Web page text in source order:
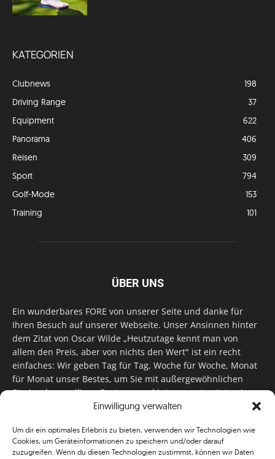
Einwilligung verwalten
Um dir ein optimales Erlebnis zu bieten, verwenden wir Technologien wie
Cookies, um Geräteinformationen zu speichern und/oder darauf
zuzugreifen. Wenn du diesen Technologien zustimmst, können wir Daten
KATEGORIEN
Clubnews
198
Driving Range
37
Equipment
622
Panorama
406
Reisen
309
Sport
794
Golf-Mode
153
Training
101
ÜBER UNS
Ein wunderbares FORE von unserer Seite und danke für
Ihren Besuch auf unserer Webseite. Unser Ansinnen hinter
dem Zitat von Oscar Wilde „Heutzutage kennt man von
allem den Preis, aber von nichts den Wert" ist ein recht
einfaches: Wir geben Tag für Tag, Woche für Woche, Monat
für Monat unser Bestes, um Sie mit außergewöhnlichen
Stories, kurzweiligen Features und interessanten Interviews
zu versorgen. Im Magazin, auf unserer Website & auf
klassischen Wortsinn nicht nur Anerkennung!